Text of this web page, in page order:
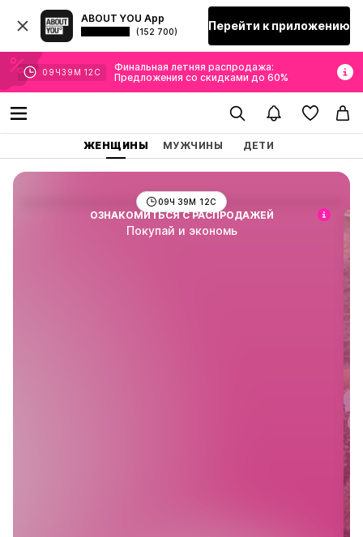
ABOUT YOU App
(152 700) Перейти к приложению
09 Ч39 М 11 С
Финальная летняя распродажа:
Предложения со скидками до 60%
ЖЕНЩИНЫ МУЖЧИНЫ ДЕТИ
09Ч 39М 11С
Финальная летняя распродажа:
Предложения со скидками до
60%
ОЗНАКОМИТЬСЯ С РАСПРОДАЖЕЙ
Покупай и экономь